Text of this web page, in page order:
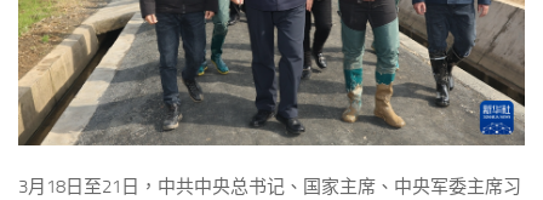
3月18日至21日，中共中央总书记、国家主席、中央军委主席习